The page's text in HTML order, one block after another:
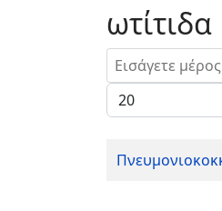
ωτίτιδα
Εισάγετε μέρος
Εμφάνιση #